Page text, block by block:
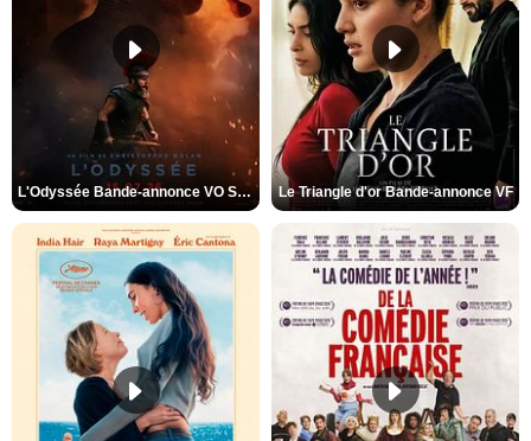
L'Odyssée Bande-annonce VO STFR Le Triangle d'or Bande-annonce VF